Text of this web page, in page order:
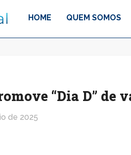
HOME QUEM SOMOS
“Dia D” de
de 2025